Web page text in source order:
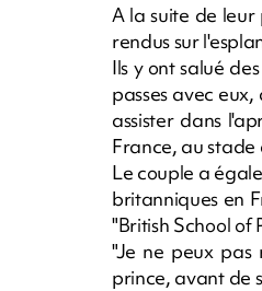
A la suite de leur
rendus sur
Ils y ont salué
passes avec
assister dans
France, au stade
Le couple a
britanniques en
"British School of
"Je ne peux pas
prince, avant de